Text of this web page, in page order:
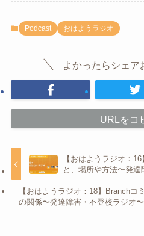
Podcast おはようラジオ
よかったらシェア
URLをコ
【おはようラジオ：
と、場所や方法〜発
【おはようラジオ：18】Branchコ
の関係〜発達障害・不登校ラジオ〜